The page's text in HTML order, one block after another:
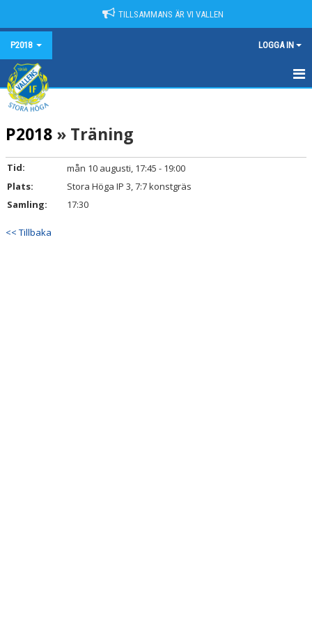
TILLSAMMANS ÄR VI VALLEN
P2018 LOGGA IN
HEM
NYHETER
KALENDER
MATCHER
P2018 » Träning
Tid:
mån 10 augusti, 17:45 - 19:00
Plats:
Stora Höga IP 3, 7:7 konstgräs
Samling:
17:30
<< Tillbaka